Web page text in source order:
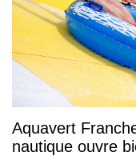
Aquavert
nautique ouvre